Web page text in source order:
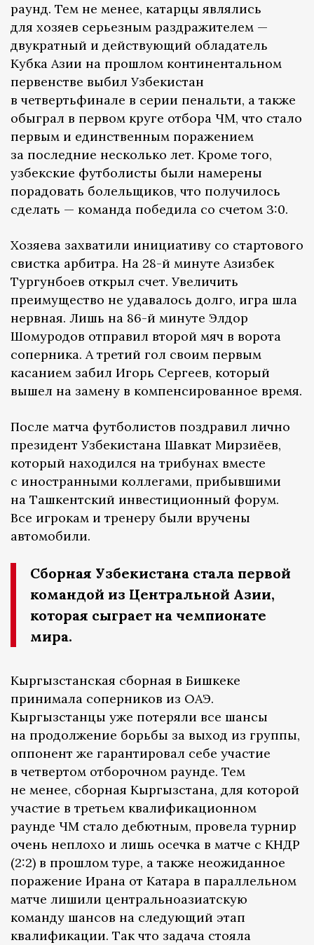
раунд. Тем не менее, катарцы являлись
для хозяев серьезным раздражителем —
двукратный и действующий обладатель
Кубка Азии на прошлом континентальном
первенстве выбил Узбекистан
в четвертьфинале в серии пенальти, а также
обыграл в первом круге отбора ЧМ, что стало
первым и единственным поражением
за последние несколько лет. Кроме того,
узбекские футболисты были намерены
порадовать болельщиков, что получилось
сделать — команда победила со счетом 3:0.
Хозяева захватили инициативу со стартового
свистка арбитра. На 28-й минуте Азизбек
Тургунбоев открыл счет. Увеличить
преимущество не удавалось долго, игра шла
нервная. Лишь на 86-й минуте Элдор
Шомуродов отправил второй мяч в ворота
соперника. А третий гол своим первым
касанием забил Игорь Сергеев, который
вышел на замену в компенсированное время.
После матча футболистов поздравил лично
президент Узбекистана Шавкат Мирзиёев,
который находился на трибунах вместе
с иностранными коллегами, прибывшими
на Ташкентский инвестиционный форум.
Все игрокам и тренеру были вручены
автомобили.
Сборная Узбекистана стала первой
командой из Центральной Азии,
которая сыграет на чемпионате
мира.
Кыргызстанская сборная в Бишкеке
принимала соперников из ОАЭ.
Кыргызстанцы уже потеряли все шансы
на продолжение борьбы за выход из группы,
оппонент же гарантировал себе участие
в четвертом отборочном раунде. Тем
не менее, сборная Кыргызстана, для которой
участие в третьем квалификационном
раунде ЧМ стало дебютным, провела турнир
очень неплохо и лишь осечка в матче с КНДР
(2:2) в прошлом туре, а также неожиданное
поражение Ирана от Катара в параллельном
матче лишили центральноазиатскую
команду шансов на следующий этап
квалификации. Так что задача стояла